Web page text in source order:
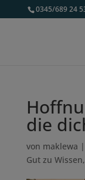
0345/689 24
die
von maklewa |
Gut zu Wissen,